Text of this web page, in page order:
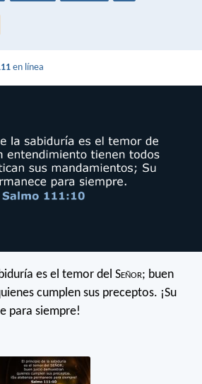
en línea
es el temor del Señor; buen
cumplen sus preceptos. ¡Su
para siempre!